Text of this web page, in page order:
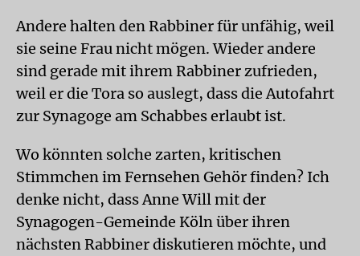
Andere halten den Rabbiner für unfähig, weil
sie seine Frau nicht mögen. Wieder andere
sind gerade mit ihrem Rabbiner zufrieden,
weil er die Tora so auslegt, dass die Autofahrt
zur Synagoge am Schabbes erlaubt ist.
Wo könnten solche zarten, kritischen
Stimmchen im Fernsehen Gehör finden? Ich
denke nicht, dass Anne Will mit der
Synagogen-Gemeinde Köln über ihren
nächsten Rabbiner diskutieren möchte, und